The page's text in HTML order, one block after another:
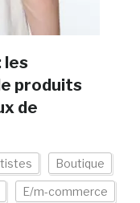
les
produits
de
Boutique
E/m-commerce